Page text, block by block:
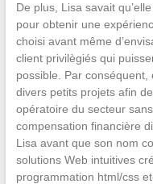
De plus, Lisa savait
pour obtenir une
choisi avant même
client privilègiés qui
possible. Par conséquent,
divers petits projets afin
opératoire du secteur
compensation financière
Lisa avant que son nom
solutions Web intuitives
programmation html/css